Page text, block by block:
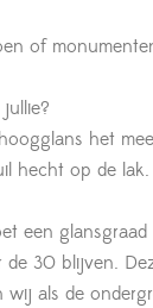
of
het
hecht op de
een
30 blijven.
wij als de